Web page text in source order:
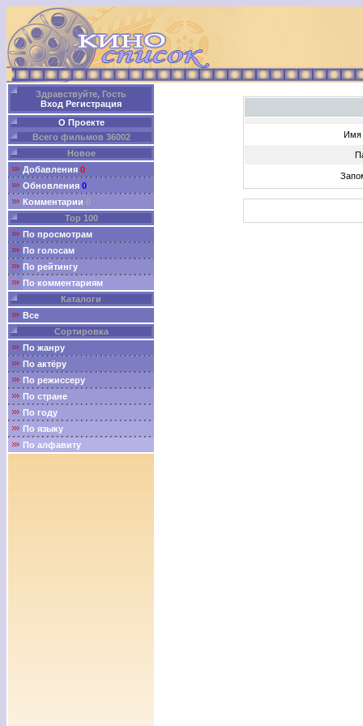
Здравствуйте, Гость
Вход Регистрация
О Проекте
Всего фильмов 36002
Новое
Добавления 0
Обновления 0
Комментарии 0
Top 100
По просмотрам
По голосам
По рейтингу
По комментариям
Каталоги
Все
Сортировка
По жанру
По актёру
По режиссеру
По стране
По году
По языку
По алфавиту
Имя